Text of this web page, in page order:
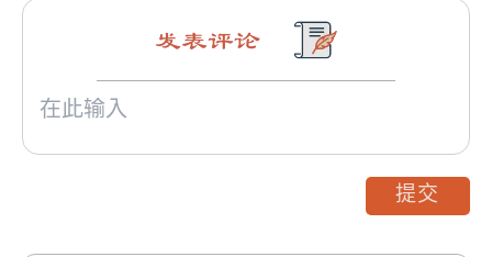
发表评论
提交